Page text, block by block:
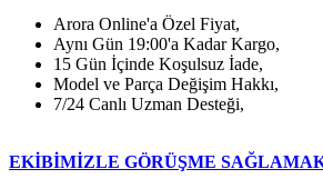
Arora Online'a Özel Fiyat,
Aynı Gün 19:00'a Kadar Kargo,
15 Gün İçinde Koşulsuz İade,
Model ve Parça Değişim Hakkı,
7/24 Canlı Uzman Desteği,
EKİBİMİZLE GÖRÜŞME